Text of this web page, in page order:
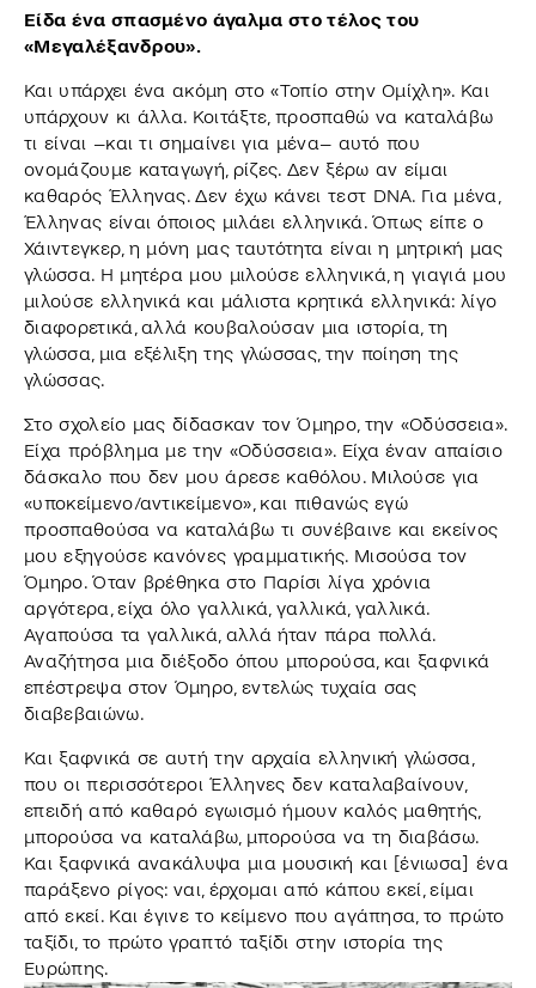
Είδα ένα σπασμένο άγαλμα στο τέλος του
«Μεγαλέξανδρου».
Και υπάρχει ένα ακόμη στο «Τοπίο στην Ομίχλη». Και
υπάρχουν κι άλλα. Κοιτάξτε, προσπαθώ να καταλάβω
τι είναι –και τι σημαίνει για μένα– αυτό που
ονομάζουμε καταγωγή, ρίζες. Δεν ξέρω αν είμαι
καθαρός Έλληνας. Δεν έχω κάνει τεστ DNA. Για μένα,
Έλληνας είναι όποιος μιλάει ελληνικά. Όπως είπε ο
Χάιντεγκερ, η μόνη μας ταυτότητα είναι η μητρική μας
γλώσσα. Η μητέρα μου μιλούσε ελληνικά, η γιαγιά μου
μιλούσε ελληνικά και μάλιστα κρητικά ελληνικά: λίγο
διαφορετικά, αλλά κουβαλούσαν μια ιστορία, τη
γλώσσα, μια εξέλιξη της γλώσσας, την ποίηση της
γλώσσας.
Στο σχολείο μας δίδασκαν τον Όμηρο, την «Οδύσσεια».
Είχα πρόβλημα με την «Οδύσσεια». Είχα έναν απαίσιο
δάσκαλο που δεν μου άρεσε καθόλου. Μιλούσε για
«υποκείμενο/αντικείμενο», και πιθανώς εγώ
προσπαθούσα να καταλάβω τι συνέβαινε και εκείνος
μου εξηγούσε κανόνες γραμματικής. Μισούσα τον
Όμηρο. Όταν βρέθηκα στο Παρίσι λίγα χρόνια
αργότερα, είχα όλο γαλλικά, γαλλικά, γαλλικά.
Αγαπούσα τα γαλλικά, αλλά ήταν πάρα πολλά.
Αναζήτησα μια διέξοδο όπου μπορούσα, και ξαφνικά
επέστρεψα στον Όμηρο, εντελώς τυχαία σας
διαβεβαιώνω.
Και ξαφνικά σε αυτή την αρχαία ελληνική γλώσσα,
που οι περισσότεροι Έλληνες δεν καταλαβαίνουν,
επειδή από καθαρό εγωισμό ήμουν καλός μαθητής,
μπορούσα να καταλάβω, μπορούσα να τη διαβάσω.
Και ξαφνικά ανακάλυψα μια μουσική και [ένιωσα] ένα
παράξενο ρίγος: ναι, έρχομαι από κάπου εκεί, είμαι
από εκεί. Και έγινε το κείμενο που αγάπησα, το πρώτο
ταξίδι, το πρώτο γραπτό ταξίδι στην ιστορία της
Ευρώπης.